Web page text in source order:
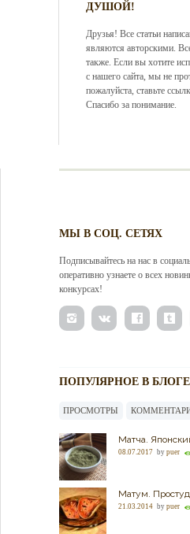
ДУШОЙ!
Друзья! Все статьи
являются авторскими.
также. Если вы хотите
с нашего сайта, мы не
пожалуйста, ставьте
Спасибо за понимание.
МЫ В СОЦ. СЕТЯХ
Подписывайтесь на нас в
оперативно узнаете о всех
конкурсах!
ПОПУЛЯРНОЕ В БЛОГЕ
ПРОСМОТРЫ
Матча.
08.07.2017 by puer
Матум.
21.03.2014 by puer